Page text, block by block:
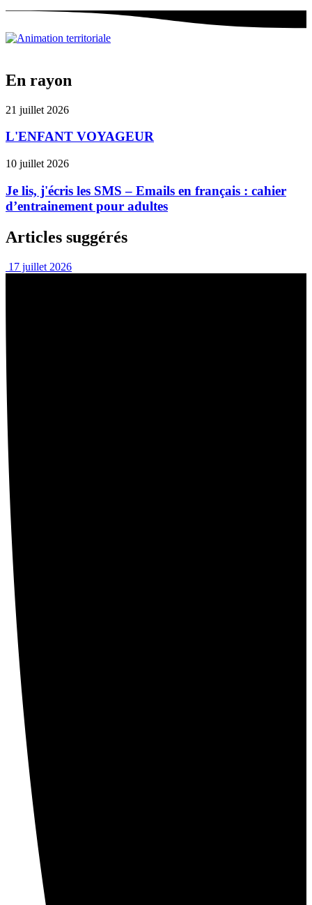
En rayon
21 juillet 2026
L'ENFANT VOYAGEUR
10 juillet 2026
Je lis, j'écris les SMS – Emails en français : cahier
d’entrainement pour adultes
Articles suggérés
17 juillet 2026